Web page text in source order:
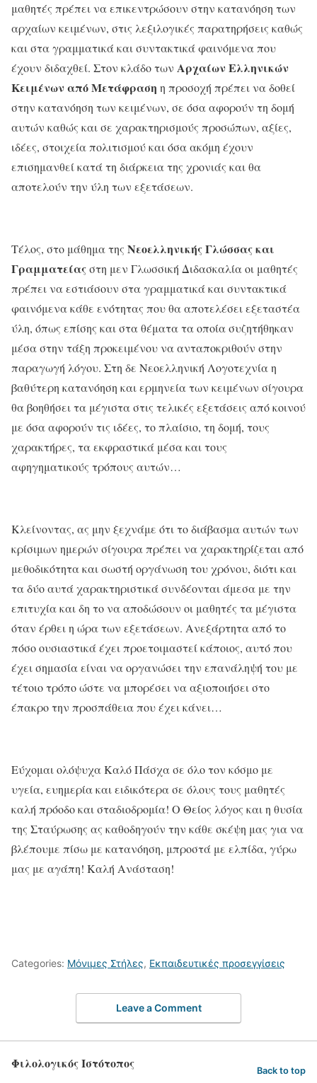
μαθητές πρέπει να επικεντρώσουν στην κατανόηση των
αρχαίων κειμένων, στις λεξιλογικές παρατηρήσεις καθώς
και στα γραμματικά και συντακτικά φαινόμενα που
έχουν διδαχθεί. Στον κλάδο των Αρχαίων Ελληνικών
Κειμένων από Μετάφραση η προσοχή πρέπει να δοθεί
στην κατανόηση των κειμένων, σε όσα αφορούν τη δομή
αυτών καθώς και σε χαρακτηρισμούς προσώπων, αξίες,
ιδέες, στοιχεία πολιτισμού και όσα ακόμη έχουν
επισημανθεί κατά τη διάρκεια της χρονιάς και θα
αποτελούν την ύλη των εξετάσεων.
Τέλος, στο μάθημα της Νεοελληνικής Γλώσσας και
Γραμματείαςστη μεν Γλωσσική Διδασκαλία οι μαθητές
πρέπει να εστιάσουν στα γραμματικά και συντακτικά
φαινόμενα κάθε ενότητας που θα αποτελέσει εξεταστέα
ύλη, όπως επίσης και στα θέματα τα οποία συζητήθηκαν
μέσα στην τάξη προκειμένου να ανταποκριθούν στην
παραγωγή λόγου. Στη δε Νεοελληνική Λογοτεχνία η
βαθύτερη κατανόηση και ερμηνεία των κειμένων σίγουρα
θα βοηθήσει τα μέγιστα στις τελικές εξετάσεις από κοινού
με όσα αφορούν τις ιδέες, το πλαίσιο, τη δομή, τους
χαρακτήρες, τα εκφραστικά μέσα και τους
αφηγηματικούς τρόπους αυτών…
Κλείνοντας, ας μην ξεχνάμε ότι το διάβασμα αυτών των
κρίσιμων ημερών σίγουρα πρέπει να χαρακτηρίζεται από
μεθοδικότητα και σωστή οργάνωση του χρόνου, διότι και
τα δύο αυτά χαρακτηριστικά συνδέονται άμεσα με την
επιτυχία και δη το να αποδώσουν οι μαθητές τα μέγιστα
όταν έρθει η ώρα των εξετάσεων. Ανεξάρτητα από το
πόσο ουσιαστικά έχει προετοιμαστεί κάποιος, αυτό που
έχει σημασία είναι να οργανώσει την επανάληψή του με
τέτοιο τρόπο ώστε να μπορέσει να αξιοποιήσει στο
έπακρο την προσπάθεια που έχει κάνει…
Εύχομαι ολόψυχα Καλό Πάσχα σε όλο τον κόσμο με
υγεία, ευημερία και ειδικότερα σε όλους τους μαθητές
καλή πρόοδο και σταδιοδρομία! Ο Θείος λόγος και η θυσία
της Σταύρωσης ας καθοδηγούν την κάθε σκέψη μας για να
βλέπουμε πίσω με κατανόηση, μπροστά με ελπίδα, γύρω
μας με αγάπη! Καλή Ανάσταση!
Categories: Μόνιμες Στήλες, Εκπαιδευτικές προσεγγίσεις
Leave a Comment
Φιλολογικός Ιστότοπος Back to top